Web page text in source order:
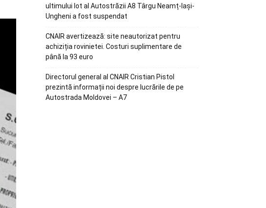
ultimului lot al Autostrăzii A8 Târgu Neamț-Iași-
Ungheni a fost suspendat
CNAIR avertizează: site neautorizat pentru
achiziția rovinietei. Costuri suplimentare de
până la 93 euro
Directorul general al CNAIR Cristian Pistol
prezintă informații noi despre lucrările de pe
Autostrada Moldovei – A7